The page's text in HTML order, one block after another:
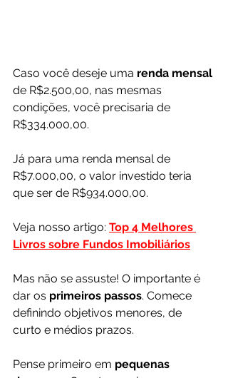
Caso você deseje uma renda mensal
de R$2.500,00, nas mesmas
condições, você precisaria de
R$334.000,00.
Já para uma renda mensal de
R$7.000,00, o valor investido teria
que ser de R$934.000,00.
Veja nosso artigo: Top 4 Melhores
Livros sobre Fundos Imobiliários
Mas não se assuste! O importante é
dar os primeiros passos. Comece
definindo objetivos menores, de
curto e médios prazos.
Pense primeiro em pequenas